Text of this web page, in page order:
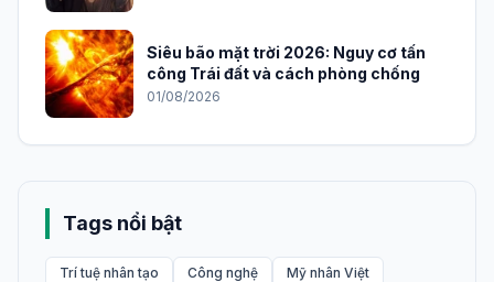
Siêu bão mặt trời 2026: Nguy cơ tấn
công Trái đất và cách phòng chống
01/08/2026
Tags nổi bật
Trí tuệ nhân tạo Công nghệ
Mỹ nhân Việt